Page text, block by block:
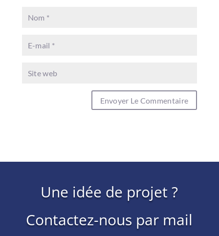
Une idée de projet ?
Contactez-nous par mail